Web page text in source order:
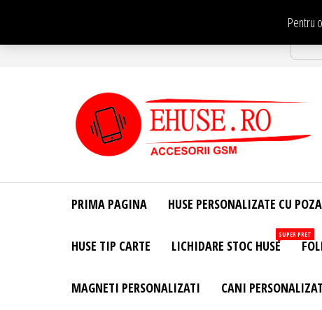
conținut
Pentru
Site Oficial .
Huse
Personalizate
Huse
Personalizate
Telefon –
– Accesorii
PRIMA PAGINA HUSE PERSONALIZATE CU
HUSE TIP CARTE LICHIDARE STOC HUSE
SUPER PRET
MAGNETI PERSONALIZATI CANI